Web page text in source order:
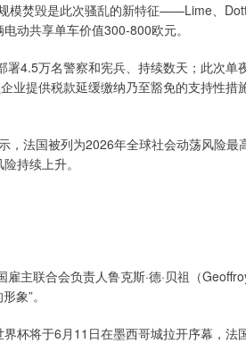
模焚毁是此次骚乱的新特征——Lime、
动共享单车价值300-800欧元。
4.5万名警察和宪兵、持续数天；此次单
业提供税款延缓缴纳乃至豁免的支持性措
法国被列为2026年全球社会动荡风险最
持续上升。
主联合会负责人鲁克斯·德·贝祖（
象”。
杯将于6月11日在墨西哥城拉开序幕，法